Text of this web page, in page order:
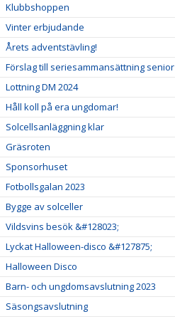
Klubbshoppen
Vinter erbjudande
Årets adventstävling!
Förslag till seriesammansättning senior
Lottning DM 2024
Håll koll på era ungdomar!
Solcellsanläggning klar
Gräsroten
Sponsorhuset
Fotbollsgalan 2023
Bygge av solceller
Vildsvins besök &#128023;
Lyckat Halloween-disco &#127875;
Halloween Disco
Barn- och ungdomsavslutning 2023
Säsongsavslutning